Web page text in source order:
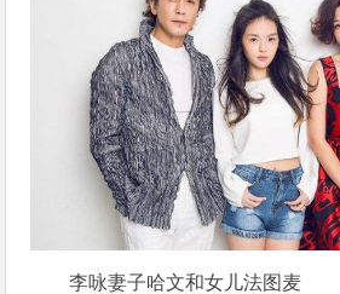
李咏妻子哈文和女儿法图麦